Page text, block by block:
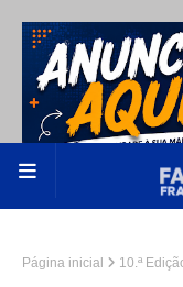
Página inicial 10.ª